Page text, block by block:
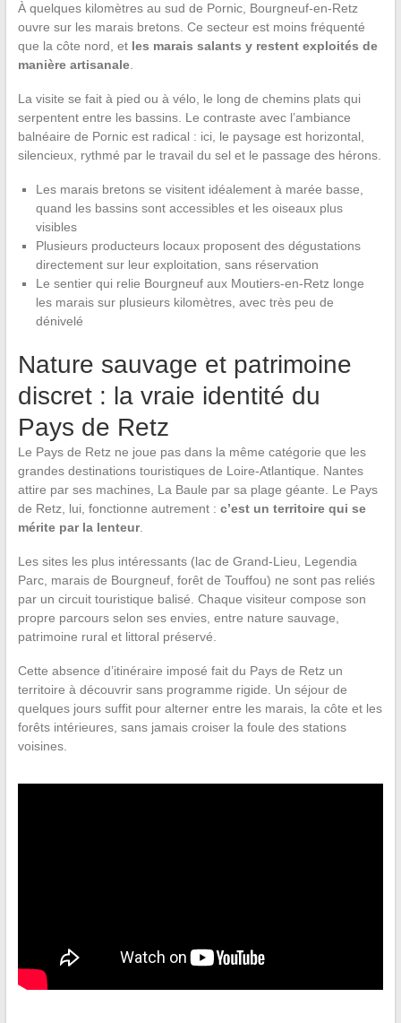
À quelques kilomètres au sud de Pornic, Bourgneuf-en-Retz
ouvre sur les marais bretons. Ce secteur est moins fréquenté
que la côte nord, et les marais salants y restent exploités de
manière artisanale.
La visite se fait à pied ou à vélo, le long de chemins plats qui
serpentent entre les bassins. Le contraste avec l’ambiance
balnéaire de Pornic est radical : ici, le paysage est horizontal,
silencieux, rythmé par le travail du sel et le passage des hérons.
Les marais bretons se visitent idéalement à marée basse,
quand les bassins sont accessibles et les oiseaux plus
visibles
Plusieurs producteurs locaux proposent des dégustations
directement sur leur exploitation, sans réservation
Le sentier qui relie Bourgneuf aux Moutiers-en-Retz longe
les marais sur plusieurs kilomètres, avec très peu de
dénivelé
Nature sauvage et patrimoine
discret : la vraie identité du
Pays de Retz
Le Pays de Retz ne joue pas dans la même catégorie que les
grandes destinations touristiques de Loire-Atlantique. Nantes
attire par ses machines, La Baule par sa plage géante. Le Pays
de Retz, lui, fonctionne autrement : c’est un territoire qui se
mérite par la lenteur.
Les sites les plus intéressants (lac de Grand-Lieu, Legendia
Parc, marais de Bourgneuf, forêt de Touffou) ne sont pas reliés
par un circuit touristique balisé. Chaque visiteur compose son
propre parcours selon ses envies, entre nature sauvage,
patrimoine rural et littoral préservé.
Cette absence d’itinéraire imposé fait du Pays de Retz un
territoire à découvrir sans programme rigide. Un séjour de
quelques jours suffit pour alterner entre les marais, la côte et les
forêts intérieures, sans jamais croiser la foule des stations
voisines.